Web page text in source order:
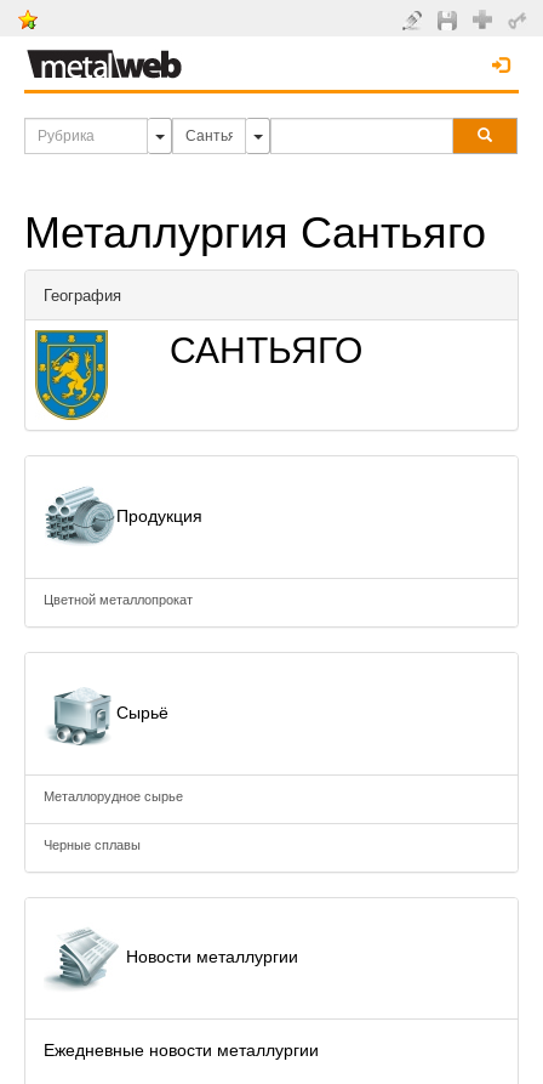
Металлургия Сантьяго
География
САНТЬЯГО
Продукция
Цветной металлопрокат
Сырьё
Металлорудное сырье
Черные сплавы
Новости металлургии
Ежедневные новости металлургии